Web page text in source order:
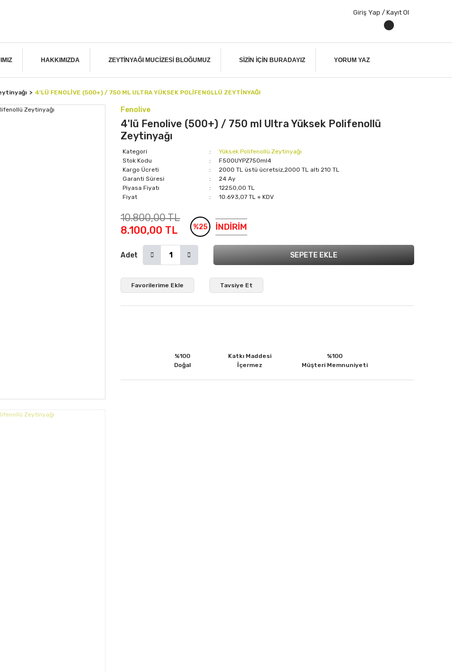
Giriş Yap / Kayıt Ol
HAKKIMIZDA ZEYTINYAĞI MUCIZESI BLOĞUMUZ SIZIN IÇIN BURADAYIZ YORUM YAZ
4'LÜ FENOLIVE (500+) / 750 ML ULTRA YÜKSEK POLIFENOLLÜ ZEYTINYAĞI
Fenolive
4'lü Fenolive (500+) / 750 ml Ultra Yüksek Polifenollü
Zeytinyağı
Kategori
Yüksek Polifenollü Zeytinyağı
Stok Kodu
F500UYPZ750ml4
Kargo Ücreti
2000 TL üstü ücretsiz,2000 TL altı 210 TL
Garanti Süresi
24 Ay
Piyasa Fiyatı
12250,00 TL
Fiyat
10.693,07 TL + KDV
8.100,00 TL
10.800,00 TL
%25 İNDİRİM
Adet SEPETE EKLE
Tavsiye Et
%100
Doğal
Katkı Maddesi
İçermez
%100
Müşteri Memnuniyeti